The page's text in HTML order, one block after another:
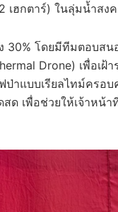
ฮกตาร์) ในลุ่มน้ำสง
30% โดยมีทีมตอบส
Drone) เพื่อเฝ้
ป่าแบบเรียลไทม์ครอ
ด เพื่อช่วยให้เจ้าหน้